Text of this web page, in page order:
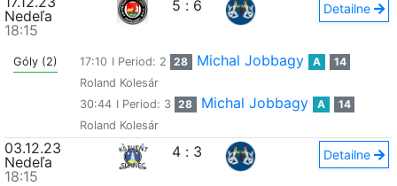
Nedeľa
18:15
5 : 6 Detailne
Góly (2) 17:10 I Period: 2 28 Michal Jobbagy A
14
Roland Kolesár
30:44 I Period: 3 28 Michal Jobbagy A
14
Roland Kolesár
03.12.23
Nedeľa
18:15
4 : 3 Detailne